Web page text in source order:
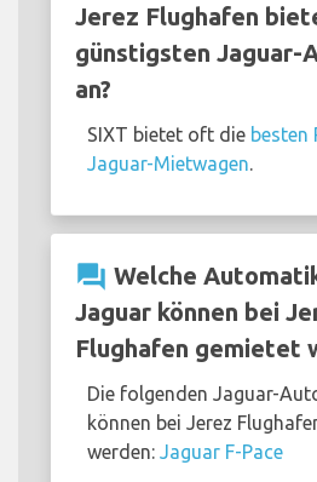
Jerez Flughafen
günstigsten Jaguar-
an?
SIXT bietet oft die besten
Jaguar-Mietwagen
question_answer Welche
Jaguar können bei
Flughafen gemietet
Die folgenden Jaguar-
können bei Jerez
werden: Jaguar F-Pace